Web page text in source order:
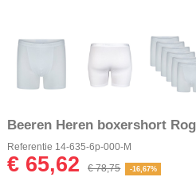
Beeren Heren boxershort
Referentie 14-635-6p-000-M
€ 65,62 € 78,75 -16,67%